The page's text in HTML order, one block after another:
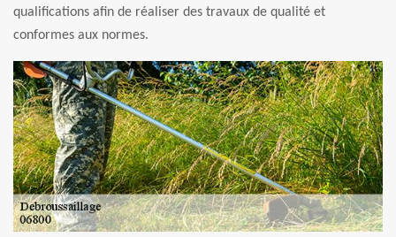
qualifications afin de réaliser des travaux de qualité et
conformes aux normes.